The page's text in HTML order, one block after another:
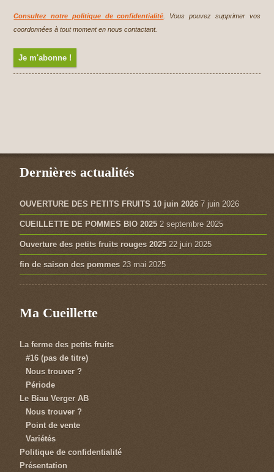
Consultez notre politique de confidentialité . Vous pouvez supprimer vos
coordonnées à tout moment en nous contactant.
Dernières actualités
OUVERTURE DES PETITS FRUITS 10 juin 2026 7 juin 2026
CUEILLETTE DE POMMES BIO 2025 2 septembre 2025
Ouverture des petits fruits rouges 2025 22 juin 2025
fin de saison des pommes 23 mai 2025
Ma Cueillette
La ferme des petits fruits
#16 (pas de titre)
Nous trouver ?
Période
Le Biau Verger AB
Nous trouver ?
Point de vente
Variétés
Politique de confidentialité
Présentation